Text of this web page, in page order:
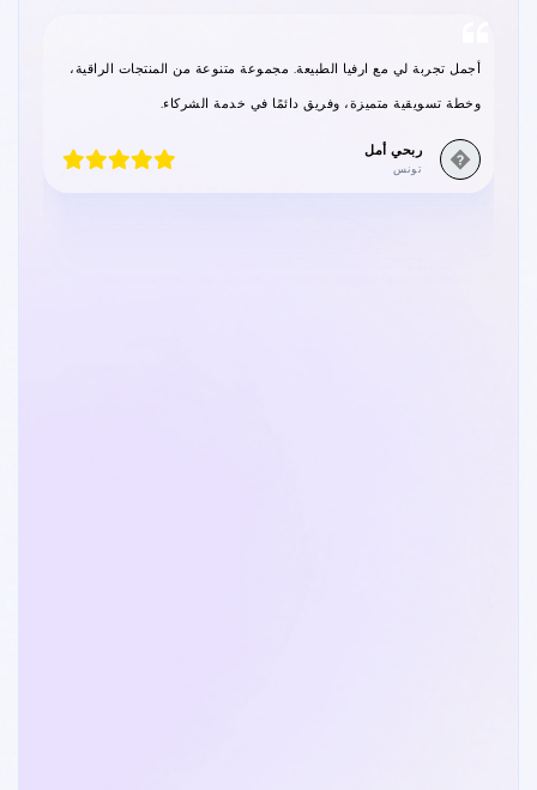
أجمل تجربة لي مع ارفيا الطبيعة. مجموعة متنوعة من المنتجات الراقية،
وخطة تسويقية متميزة، وفريق دائمًا في خدمة الشركاء.
� ربحي أمل
تونس